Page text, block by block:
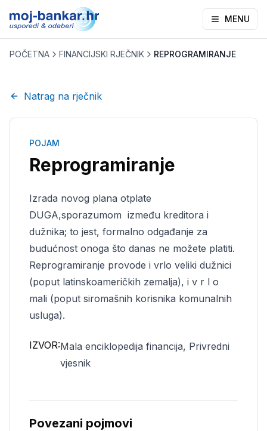
MENU
POČETNA FINANCIJSKI RJEČNIK REPROGRAMIRANJE
Natrag na rječnik
POJAM
Reprogramiranje
Izrada novog plana otplate
DUGA,sporazumom između kreditora i
dužnika; to jest, formalno odgađanje za
budućnost onoga što danas ne možete platiti.
Reprogramiranje provode i vrlo veliki dužnici
(poput latinskoameričkih zemalja), i v r l o
mali (poput siromašnih korisnika komunalnih
usluga).
IZVOR:Mala enciklopedija financija, Privredni
vjesnik
Povezani pojmovi